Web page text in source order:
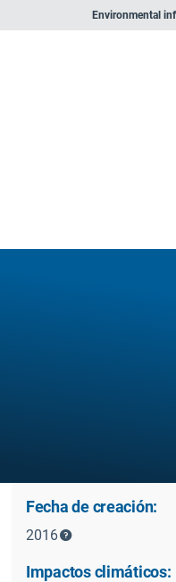
Environmental
Fecha de creación:
2016
Impactos climáticos: